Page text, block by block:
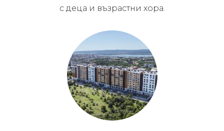
с деца и възрастни хора.